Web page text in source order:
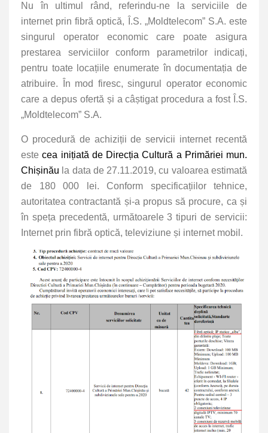
Nu în ultimul rând, referindu-ne la serviciile de
internet prin fibră optică, Î.S. „Moldtelecom” S.A. este
singurul operator economic care poate asigura
prestarea serviciilor conform parametrilor indicați,
pentru toate locațiile enumerate în documentația de
atribuire. În mod firesc, singurul operator economic
care a depus ofertă și a câștigat procedura a fost Î.S.
„Moldtelecom” S.A.
O procedură de achiziții de servicii internet recentă
estecea inițiată de Direcția Cultură a Primăriei mun.
Chișinău la data de 27.11.2019, cu valoarea estimată
de 180 000 lei. Conform specificațiilor tehnice,
autoritatea contractantă și-a propus să procure, ca și
în speța precedentă, următoarele 3 tipuri de servicii:
Internet prin fibră optică, televiziune și internet mobil.